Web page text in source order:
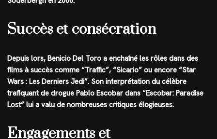
Succès et consécration
Depuis lors, Benicio Del Toro a enchaîné les rôles dans des
films à succès comme “Traffic”, “Sicario” ou encore “Star
Wars : Les Derniers Jedi”. Son interprétation du célèbre
trafiquant de drogue Pablo Escobar dans “Escobar: Paradise
Lost” lui a valu de nombreuses critiques élogieuses.
Engagements et